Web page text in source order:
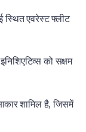
स्थित एवरेस्ट फ्लीट
को सक्षम
शामिल है, जिसमें